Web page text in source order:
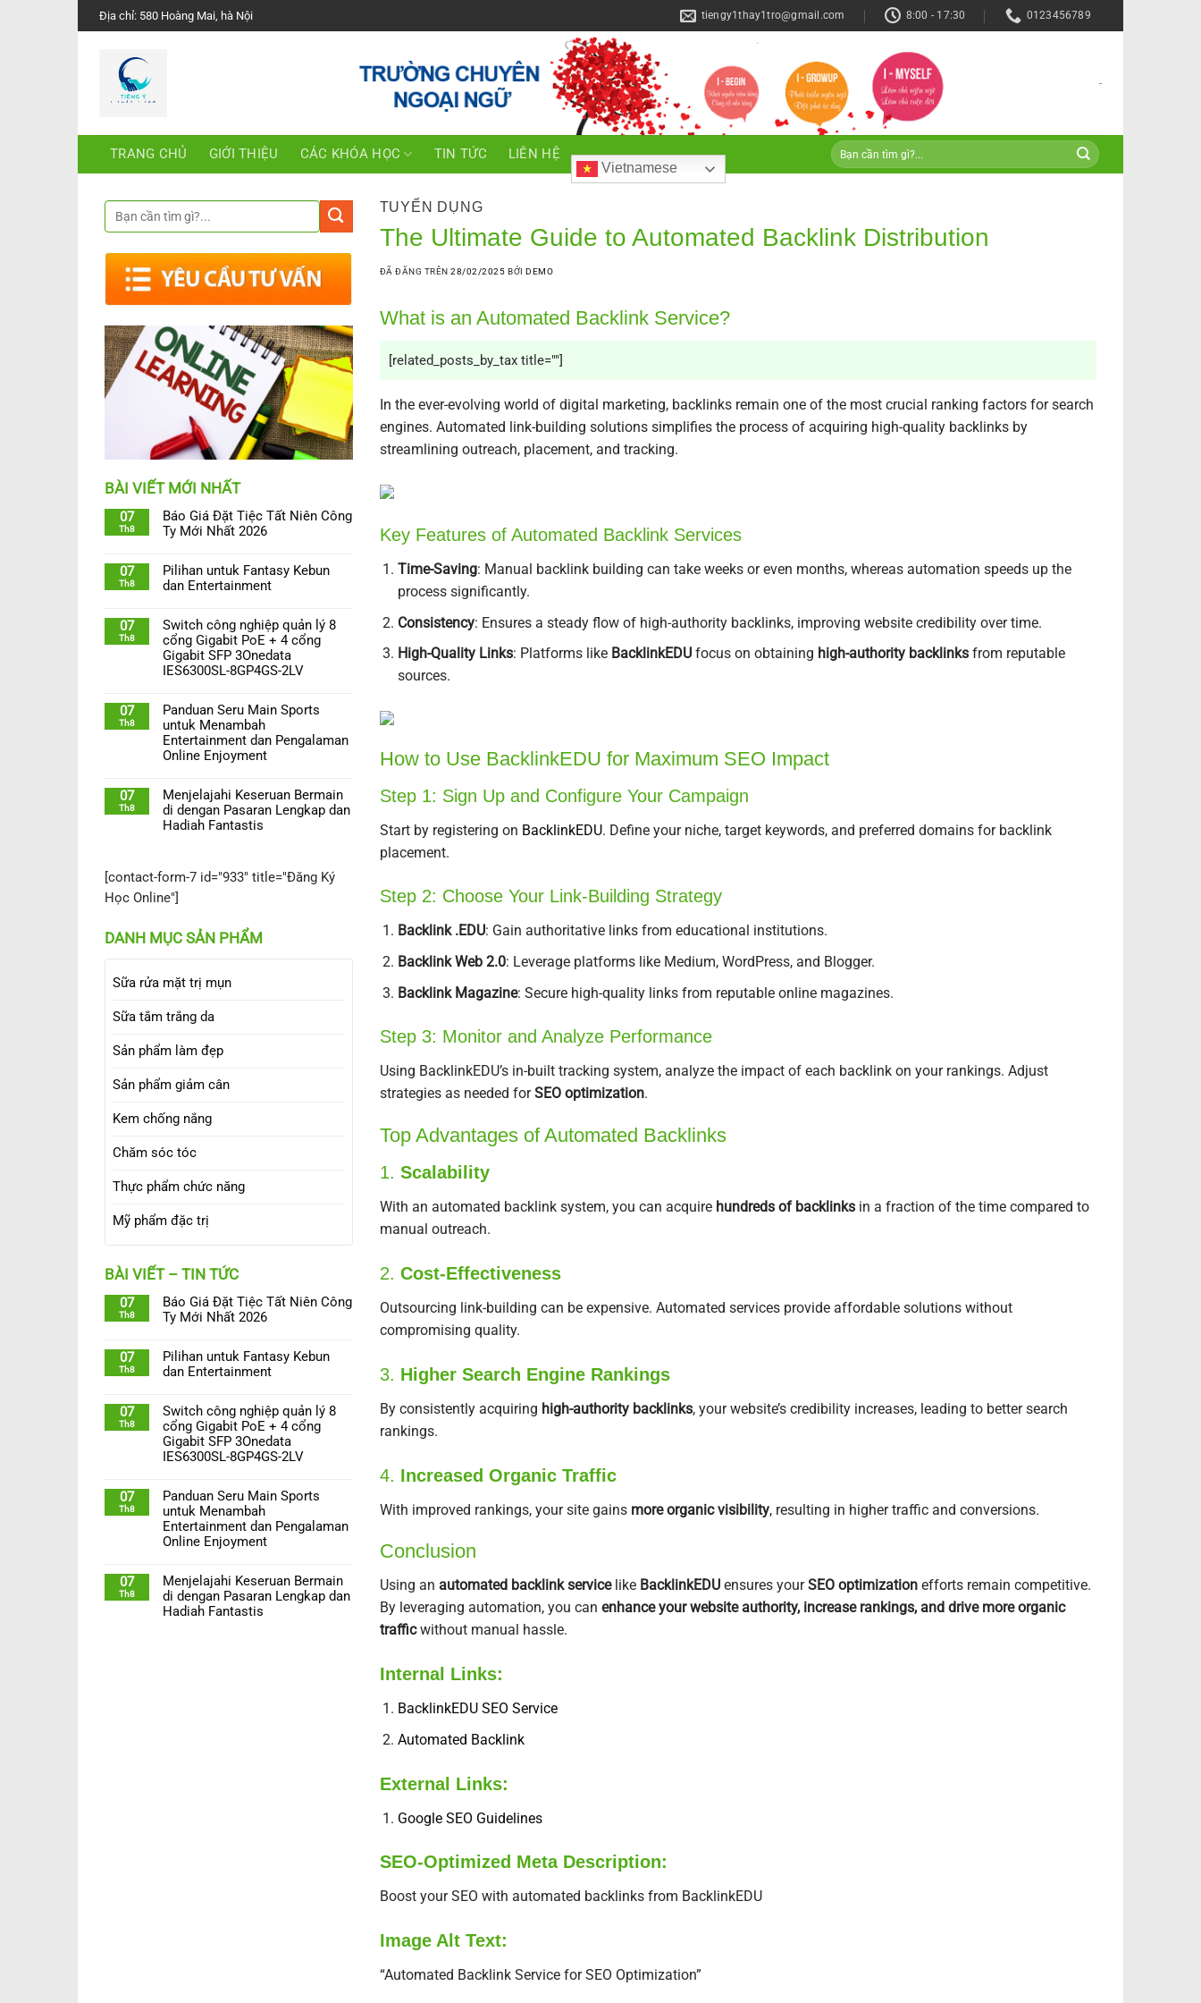
Chuyển
đến
Địa chỉ: 580 Hoàng Mai, hà Nội tiengy1thay1tro@gmail.com 8:00 - 17:30 0123456789
-
TRANG CHỦ GIỚI THIỆU CÁC KHÓA HỌC TIN TỨC LIÊN HỆ
Vietnamese
BÀI VIẾT MỚI NHẤT
07
Th8
Báo Giá Đặt Tiệc Tất Niên Công
Ty Mới Nhất 2026
07
Th8
Pilihan untuk Fantasy Kebun
dan Entertainment
07
Th8
Switch công nghiệp quản lý 8
cổng Gigabit PoE + 4 cổng
Gigabit SFP 3Onedata
IES6300SL-8GP4GS-2LV
07
Th8
Panduan Seru Main Sports
untuk Menambah
Entertainment dan Pengalaman
Online Enjoyment
07
Th8
Menjelajahi Keseruan Bermain
di dengan Pasaran Lengkap dan
Hadiah Fantastis
[contact-form-7 id="933" title="Đăng Ký
Học Online"]
DANH MỤC SẢN PHẨM
Sữa rửa mặt trị mụn
Sữa tắm trắng da
Sản phẩm làm đẹp
Sản phẩm giảm cân
Kem chống nắng
Chăm sóc tóc
Thực phẩm chức năng
Mỹ phẩm đặc trị
BÀI VIẾT – TIN TỨC
07
Th8
Báo Giá Đặt Tiệc Tất Niên Công
Ty Mới Nhất 2026
07
Th8
Pilihan untuk Fantasy Kebun
dan Entertainment
07
Th8
Switch công nghiệp quản lý 8
cổng Gigabit PoE + 4 cổng
Gigabit SFP 3Onedata
IES6300SL-8GP4GS-2LV
07
Th8
Panduan Seru Main Sports
untuk Menambah
Entertainment dan Pengalaman
Online Enjoyment
07
Th8
Menjelajahi Keseruan Bermain
di dengan Pasaran Lengkap dan
Hadiah Fantastis
TUYỂN DỤNG
The Ultimate Guide to Automated Backlink Distribution
ĐÃ ĐĂNG TRÊN28/02/2025 BỞIDEMO
What is an Automated Backlink Service?
[related_posts_by_tax title=""]
In the ever-evolving world of digital marketing, backlinks remain one of the most crucial ranking factors for search
engines. Automated link-building solutions simplifies the process of acquiring high-quality backlinks by
streamlining outreach, placement, and tracking.
Key Features of Automated Backlink Services
Time-Saving: Manual backlink building can take weeks or even months, whereas automation speeds up the
process significantly.
Consistency: Ensures a steady flow of high-authority backlinks, improving website credibility over time.
High-Quality Links: Platforms like BacklinkEDU focus on obtaining high-authority backlinks from reputable
sources.
How to Use BacklinkEDU for Maximum SEO Impact
Step 1: Sign Up and Configure Your Campaign
Start by registering on BacklinkEDU. Define your niche, target keywords, and preferred domains for backlink
placement.
Step 2: Choose Your Link-Building Strategy
Backlink .EDU: Gain authoritative links from educational institutions.
Backlink Web 2.0: Leverage platforms like Medium, WordPress, and Blogger.
Backlink Magazine: Secure high-quality links from reputable online magazines.
Step 3: Monitor and Analyze Performance
Using BacklinkEDU’s in-built tracking system, analyze the impact of each backlink on your rankings. Adjust
strategies as needed forSEO optimization.
Top Advantages of Automated Backlinks
1. Scalability
With an automated backlink system, you can acquire hundreds of backlinksin a fraction of the time compared to
manual outreach.
2. Cost-Effectiveness
Outsourcing link-building can be expensive. Automated services provide affordable solutions without
compromising quality.
3. Higher Search Engine Rankings
By consistently acquiring high-authority backlinks, your website’s credibility increases, leading to better search
rankings.
4. Increased Organic Traffic
With improved rankings, your site gains more organic visibility, resulting in higher traffic and conversions.
Conclusion
Using an automated backlink servicelike BacklinkEDUensures yourSEO optimizationefforts remain competitive.
By leveraging automation, you can enhance your website authority, increase rankings, and drive more organic
trafficwithout manual hassle.
Internal Links:
BacklinkEDU SEO Service
Automated Backlink
External Links:
Google SEO Guidelines
SEO-Optimized Meta Description:
Boost your SEO with automated backlinks from BacklinkEDU
Image Alt Text:
“Automated Backlink Service for SEO Optimization”